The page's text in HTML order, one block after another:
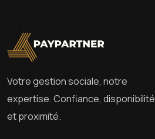
Votre gestion sociale, notre
expertise. Confiance, disponibilité
et proximité.